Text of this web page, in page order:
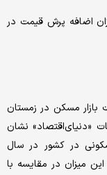
29 نشان‌دهنده میزان اضافه پرش قیمت در
بازار مسکن در زمستان
«دنیای‌اقتصاد» نشان
در کشور در سال
است. این میزان در مقایسه با